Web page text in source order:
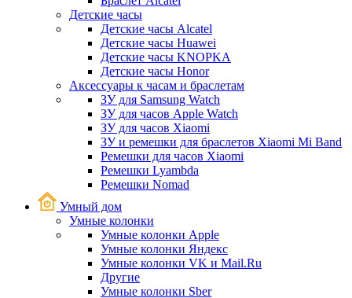
Детские часы
Детские часы Alcatel
Детские часы Huawei
Детские часы KNOPKA
Детские часы Honor
Аксессуары к часам и браслетам
ЗУ для Samsung Watch
ЗУ для часов Apple Watch
ЗУ для часов Xiaomi
ЗУ и ремешки для браслетов Xiaomi Mi Band
Ремешки для часов Xiaomi
Ремешки Lyambda
Ремешки Nomad
Умный дом
Умные колонки
Умные колонки Apple
Умные колонки Яндекс
Умные колонки VK и Mail.Ru
Другие
Умные колонки Sber